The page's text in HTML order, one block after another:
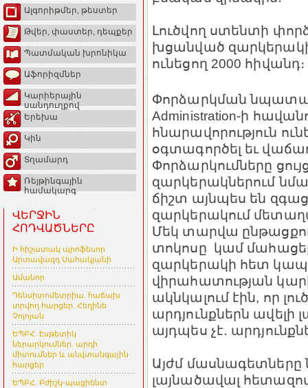
Ալգորիթմեր, թեստեր
Թվեր, փաստեր, դեպքեր
Պատմական խրոնիկա
Աֆորիզմներ
Կարիերային
սանդուղքով
Երեխա
Կին
Տղամարդ
Ռեյթինգային
համակարգ
ՎԵՐՋԻՆ
ՀՈԴՎԱԾՆԵՐԸ
Ի հիշատակ պրոֆեսոր
Արտավազդ Սահակյանի
Ամանոր
Դենսիտոմետրիա. հաճախ
տրվող հարցեր. Հեղինե
Չոլոյան
ԵՊԲՀ. Էսթետիկ
ներարկումներ. արդի
միտումներ և անվտանգային
հարցեր
ԵՊԲՀ. Բժիշկ-պացիենտ
Լուծվող ստենտի
խցանված
ունեցող 2000 հիվանդ։
Փորձարկման
Administration-ի
հնարավորություն
օգտագործել եւ
Փորձարկումները
զարկերակներում
ճիշտ այնպես են
զարկերակում
Մեկ տարվա
տոկոսը կամ
զարկերակի հետ
վիրահատության
ակնկալում էին, որ
արդյունքներն ավելի
այդպես չէ․
Այժմ
լայնածավալ